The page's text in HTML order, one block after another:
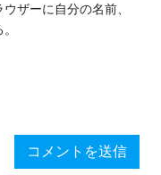
ザーに自分の名前、